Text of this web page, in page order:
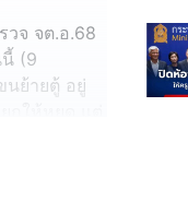
จ จต.อ.68
(9
ย้ายตู้ อยู่
พูชา